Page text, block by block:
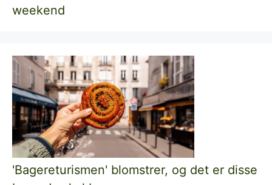
weekend
'Bagereturismen' blomstrer, og det er disse